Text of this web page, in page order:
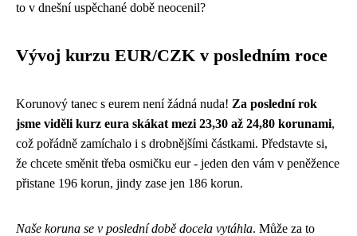
to v dnešní uspěchané době neocenil?
Vývoj kurzu EUR/CZK v posledním roce
Korunový tanec s eurem není žádná nuda! Za poslední rok
jsme viděli kurz eura skákat mezi 23,30 až 24,80 korunami,
což pořádně zamíchalo i s drobnějšími částkami. Představte si,
že chcete směnit třeba osmičku eur - jeden den vám v peněžence
přistane 196 korun, jindy zase jen 186 korun.
Naše koruna se v poslední době docela vytáhla. Může za to